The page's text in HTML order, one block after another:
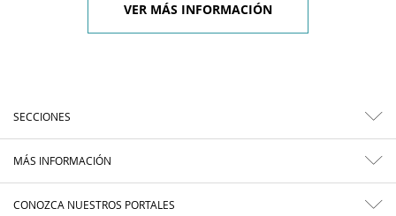
VER MÁS INFORMACIÓN
SECCIONES
MÁS INFORMACIÓN
CONOZCA NUESTROS PORTALES